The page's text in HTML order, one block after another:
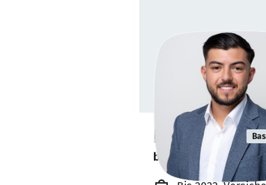
Enis Bolat
bildet sich zurzeit